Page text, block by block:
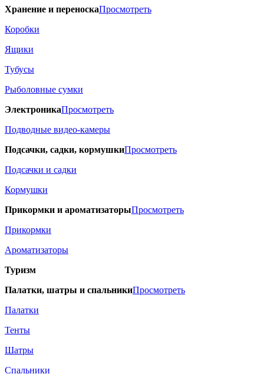
Хранение и переноскаПросмотреть
Коробки
Ящики
Тубусы
Рыболовные сумки
ЭлектроникаПросмотреть
Подводные видео-камеры
Подсачки, садки, кормушкиПросмотреть
Подсачки и садки
Кормушки
Прикормки и ароматизаторыПросмотреть
Прикормки
Ароматизаторы
Туризм
Палатки, шатры и спальникиПросмотреть
Палатки
Тенты
Шатры
Спальники